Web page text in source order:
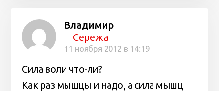
Владимир
Сережа
11 ноября 2012 в 14:19
Сила воли что-ли?
Как раз мышцы и надо, а сила мышц